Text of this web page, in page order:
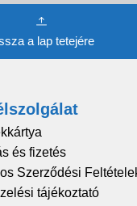
a lap tetejére
és fizetés
Szerződési
tájékoztató